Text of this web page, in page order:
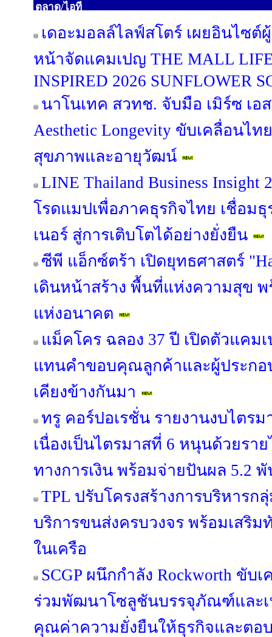
ตลาด/ไอที
เดอะมอลล์ไลฟ์สโตร์ เผยอินไซต์
หน้าจัดแคมเปญ THE MALL
INSPIRED 2026 SUNFLOWER
นาโนเทค สวทช. จับมือ เมิร์ซ เอ
Aesthetic Longevity ขับเคลื่อนไ
สุขภาพและอายุวัฒน์
LINE Thailand Business Insight
โรดแมปเพื่อภาคธุรกิจไทย เชื่อม
เนอร์ สู่การเติบโตได้อย่างยั่งยืน
ซีพี แอ็กซ์ตร้า เปิดยุทธศาสตร์
เดินหน้าสร้าง พื้นที่แห่งความสุข
แห่งอนาคต
แม็คโคร ฉลอง 37 ปี เปิดตัวแคม
แทนคำขอบคุณลูกค้าและผู้ประกอ
เคียงข้างกันมา
ทรู คอร์ปอเรชั่น รายงานงบไตรม
เนื่องเป็นไตรมาสที่ 6 หนุนด้วยรา
ทางการเงิน พร้อมจ่ายปันผล 5.2
TPL ปรับโครงสร้างการบริหาร
บริการขนส่งครบวงจร พร้อมเสริม
ในเครือ
SCGP ผนึกกำลัง Rockworth ขับ
ร่วมพัฒนาโซลูชันบรรจุภัณฑ์และเ
คุณค่าความยั่งยืนให้ธุรกิจและตอ